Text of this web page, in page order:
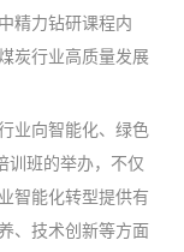
精力钻研课程内
炭行业高质量发展
业向智能化、绿色
训班的举办，不仅
智能化转型提供有
、技术创新等方面